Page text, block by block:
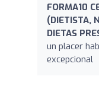
FORMA10
(DIETISTA,
DIETAS
un placer
excepcional